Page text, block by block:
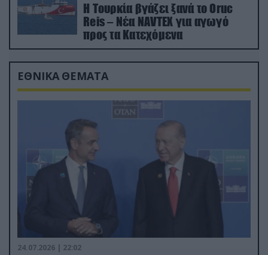
Η Τουρκία βγάζει ξανά το Oruc
Reis – Νέα NAVTEX για αγωγό
προς τα Κατεχόμενα
ΕΘΝΙΚΑ ΘΕΜΑΤΑ
24.07.2026 | 22:02